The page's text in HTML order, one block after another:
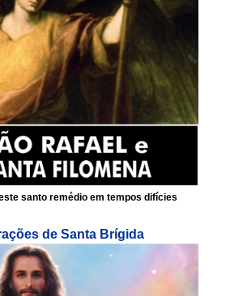
santo remédio em tempos difícies
de Santa Brígida